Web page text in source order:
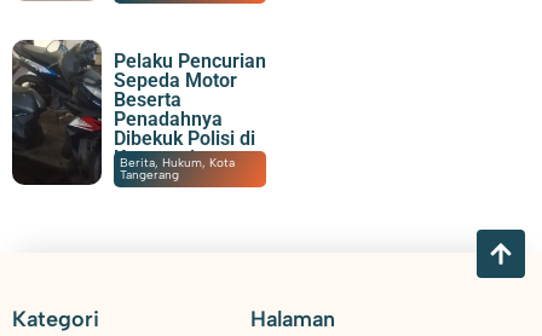
Pelaku Pencurian
Sepeda Motor
Beserta
Penadahnya
Dibekuk Polisi di
Karawaci
07/08/2026|15:55
Berita,Hukum,Kota
Tangerang
Kategori Halaman